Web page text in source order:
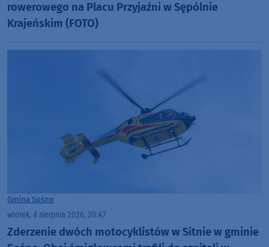
rowerowego na Placu Przyjaźni w Sępólnie
Krajeńskim (FOTO)
Gmina Sośno
wtorek, 4 sierpnia 2026, 20:47
Zderzenie dwóch motocyklistów w Sitnie w gminie